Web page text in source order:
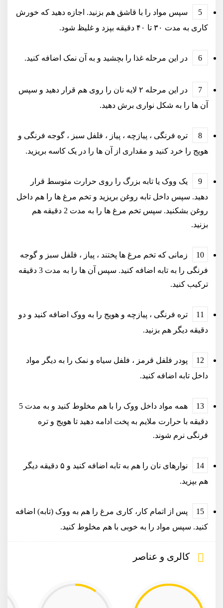
سپس مواد را با قاشق هم بزنید. اجازه دهید که خورش
کاری به مدت ۳۰ تا ۴۰ دقیقه بپزد و غلیظ شود.
در این مرحله غذا را بچشید و به آن نمک اضافه کنید.
در این مرحله ۲ لایه نان را روی هم قرار دهید و سپس
آن ها را به شکل نواری برش دهید.
تره فرنگی ، پیازچه ، پیاز ، فلفل سبز ، گوجه فرنگی و
هویج را خرد کنید و مقداری از آن ها را در یک کاسه بریزید.
یک ووک یا تابه بزرگ را روی حرارت متوسط قرار
دهید. سپس داخل تابه روغن بریزید و تخم مرغ ها را هم داخل
روغن بشکنید. سپس تخم مرغ ها را به مدت 2 دقیقه هم
بزنید.
زمانی که تخم مرغ ها پختند ، پیاز ، فلفل سبز و گوجه
فرنگی را به تابه اضافه کنید. سپس آن ها را به مدت 3 دقیقه
ترکیب کنید.
تره فرنگی ، پیازچه و هویج را به ووک اضافه کنید و دو
دقیقه دیگر هم بزنید.
پودر فلفل قرمز ، فلفل سیاه و نمک را به دیگر مواد
داخل تابه اضافه کنید.
همه مواد داخل ووک را با هم مخلوط کنید و به مدت 5
دقیقه با حرارت ملایم به پخت ادامه دهید تا هویج و تره
فرنگی نرم شوند.
نوارهای نان را هم به تابه اضافه کنید و ۵ دقیقه دیگر
هم بپزید.
پس از اتمام کار، کاری مرغ را هم به ووک (تابه) اضافه
کنید. سپس مواد را به خوبی با هم مخلوط کنید.
کالری و عناصر